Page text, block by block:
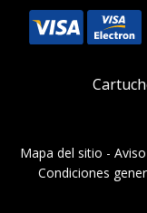
Mapa del sitio -
Condiciones